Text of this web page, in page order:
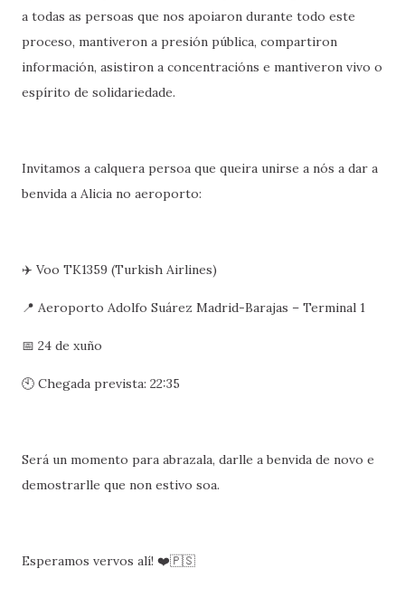
a todas as persoas que nos apoiaron durante todo este
proceso, mantiveron a presión pública, compartiron
información, asistiron a concentracións e mantiveron vivo o
espírito de solidariedade.
Invitamos a calquera persoa que queira unirse a nós a dar a
benvida a Alicia no aeroporto:
✈️ Voo TK1359 (Turkish Airlines)
📍 Aeroporto Adolfo Suárez Madrid-Barajas – Terminal 1
📅 24 de xuño
🕙 Chegada prevista: 22:35
Será un momento para abrazala, darlle a benvida de novo e
demostrarlle que non estivo soa.
Esperamos vervos alí! ❤️🇵🇸